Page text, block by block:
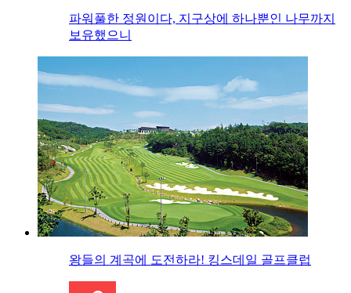
파워풀한 정원이다, 지구상에 하나뿐인 나무까지
보유했으니
왕들의 계곡에 도전하라! 킹스데일 골프클럽